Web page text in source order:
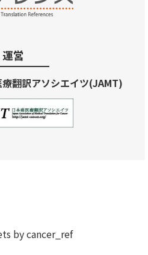
運営
翻訳アソシエイツ(JAMT)
by cancer_ref